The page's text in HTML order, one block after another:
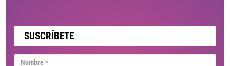
SUSCRÍBETE